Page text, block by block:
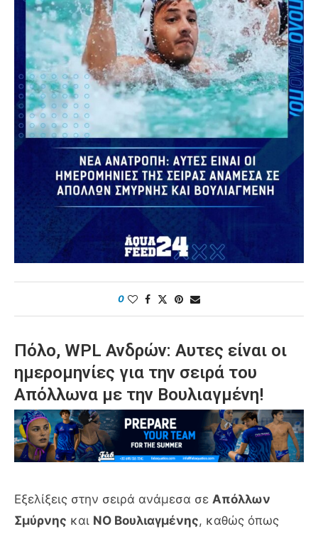
0
Πόλο, WPL Ανδρών: Αυτες είναι οι
ημερομηνίες για την σειρά του
Απόλλωνα με την Βουλιαγμένη!
Εξελίξεις στην σειρά ανάμεσα σε Απόλλων
Σμύρνης και ΝΟ Βουλιαγμένης, καθώς όπως